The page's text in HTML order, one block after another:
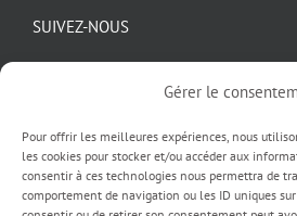
Gérer le
Pour offrir les meilleures expériences, nous
les cookies pour stocker et/ou accéder aux
consentir à ces technologies nous permettra de
comportement de navigation ou les ID uniques
SUIVEZ-NOUS